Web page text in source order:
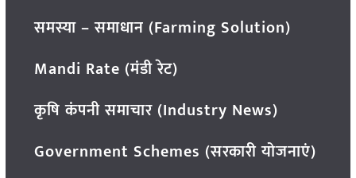
समस्या – समाधान (Farming Solution)
Mandi Rate (मंडी रेट)
कृषि कंपनी समाचार (Industry News)
Government Schemes (सरकारी योजनाएं)